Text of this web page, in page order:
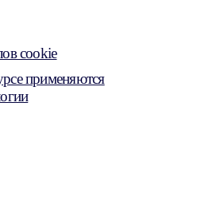
cookie
применяются